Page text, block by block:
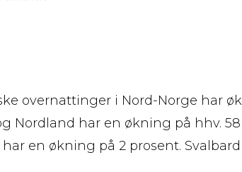
overnattinger i Nord-Norge har
Nordland har en økning på hhv.
en økning på 2 prosent.